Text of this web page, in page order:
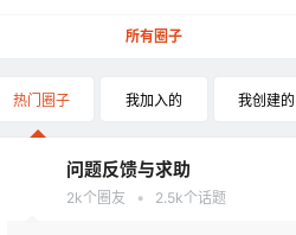
所有圈子
热门圈子 我加入的 我创建的
问题反馈与求助
2k个圈友 • 2.5k个话题